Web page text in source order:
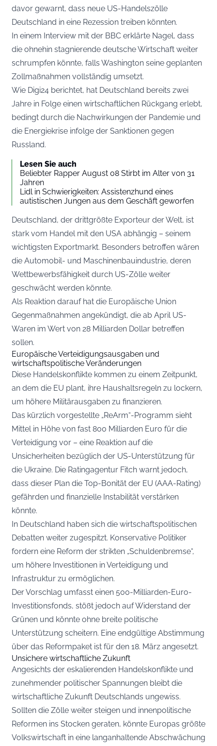
davor gewarnt, dass neue US-Handelszölle
Deutschland in eine Rezession treiben könnten.
In einem Interview mit der BBC erklärte Nagel, dass
die ohnehin stagnierende deutsche Wirtschaft weiter
schrumpfen könnte, falls Washington seine geplanten
Zollmaßnahmen vollständig umsetzt.
Wie Digi24 berichtet, hat Deutschland bereits zwei
Jahre in Folge einen wirtschaftlichen Rückgang erlebt,
bedingt durch die Nachwirkungen der Pandemie und
die Energiekrise infolge der Sanktionen gegen
Russland.
Lesen Sie auch
Beliebter Rapper August 08 Stirbt im Alter von 31
Jahren
Lidl in Schwierigkeiten: Assistenzhund eines
autistischen Jungen aus dem Geschäft geworfen
Deutschland, der drittgrößte Exporteur der Welt, ist
stark vom Handel mit den USA abhängig – seinem
wichtigsten Exportmarkt. Besonders betroffen wären
die Automobil- und Maschinenbauindustrie, deren
Wettbewerbsfähigkeit durch US-Zölle weiter
geschwächt werden könnte.
Als Reaktion darauf hat die Europäische Union
Gegenmaßnahmen angekündigt, die ab April US-
Waren im Wert von 28 Milliarden Dollar betreffen
sollen.
Europäische Verteidigungsausgaben und
wirtschaftspolitische Veränderungen
Diese Handelskonflikte kommen zu einem Zeitpunkt,
an dem die EU plant, ihre Haushaltsregeln zu lockern,
um höhere Militärausgaben zu finanzieren.
Das kürzlich vorgestellte „ReArm“-Programm sieht
Mittel in Höhe von fast 800 Milliarden Euro für die
Verteidigung vor – eine Reaktion auf die
Unsicherheiten bezüglich der US-Unterstützung für
die Ukraine. Die Ratingagentur Fitch warnt jedoch,
dass dieser Plan die Top-Bonität der EU (AAA-Rating)
gefährden und finanzielle Instabilität verstärken
könnte.
In Deutschland haben sich die wirtschaftspolitischen
Debatten weiter zugespitzt. Konservative Politiker
fordern eine Reform der strikten „Schuldenbremse“,
um höhere Investitionen in Verteidigung und
Infrastruktur zu ermöglichen.
Der Vorschlag umfasst einen 500-Milliarden-Euro-
Investitionsfonds, stößt jedoch auf Widerstand der
Grünen und könnte ohne breite politische
Unterstützung scheitern. Eine endgültige Abstimmung
über das Reformpaket ist für den 18. März angesetzt.
Unsichere wirtschaftliche Zukunft
Angesichts der eskalierenden Handelskonflikte und
zunehmender politischer Spannungen bleibt die
wirtschaftliche Zukunft Deutschlands ungewiss.
Sollten die Zölle weiter steigen und innenpolitische
Reformen ins Stocken geraten, könnte Europas größte
Volkswirtschaft in eine langanhaltende Abschwächung